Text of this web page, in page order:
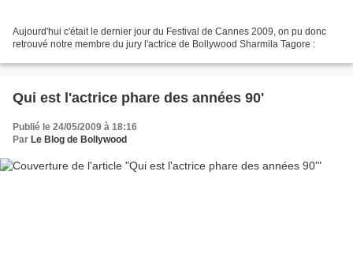
Aujourd'hui c'était le dernier jour du Festival de Cannes 2009, on pu donc
retrouvé notre membre du jury l'actrice de Bollywood Sharmila Tagore :
Qui est l'actrice phare des années 90'
Publié le 24/05/2009 à 18:16
Par Le Blog de Bollywood